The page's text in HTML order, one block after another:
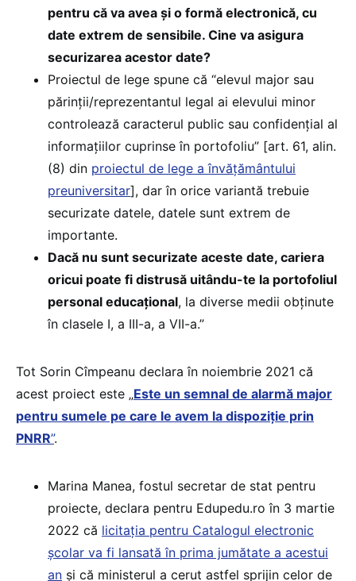
pentru că va avea și o formă electronică, cu
date extrem de sensibile. Cine va asigura
securizarea acestor date?
Proiectul de lege spune că “elevul major sau
părinții/reprezentantul legal ai elevului minor
controlează caracterul public sau confidențial al
informațiilor cuprinse în portofoliu” [art. 61, alin.
(8) din proiectul de lege a învățământului
preuniversitar], dar în orice variantă trebuie
securizate datele, datele sunt extrem de
importante.
Dacă nu sunt securizate aceste date, cariera
oricui poate fi distrusă uitându-te la portofoliul
personal educațional, la diverse medii obținute
în clasele I, a III-a, a VII-a.”
Tot Sorin Cîmpeanu declara în noiembrie 2021 că
acest proiect este „Este un semnal de alarmă major
pentru sumele pe care le avem la dispoziție prin
PNRR”.
Marina Manea, fostul secretar de stat pentru
proiecte, declara pentru Edupedu.ro în 3 martie
2022 că licitația pentru Catalogul electronic
școlar va fi lansată în prima jumătate a acestui
an și că ministerul a cerut astfel sprijin celor de